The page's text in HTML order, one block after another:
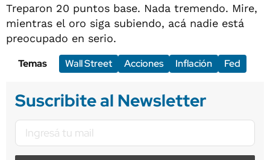
Treparon 20 puntos base. Nada tremendo. Mire,
mientras el oro siga subiendo, acá nadie está
preocupado en serio.
Temas
Wall Street Acciones Inflación Fed
Suscribite al Newsletter